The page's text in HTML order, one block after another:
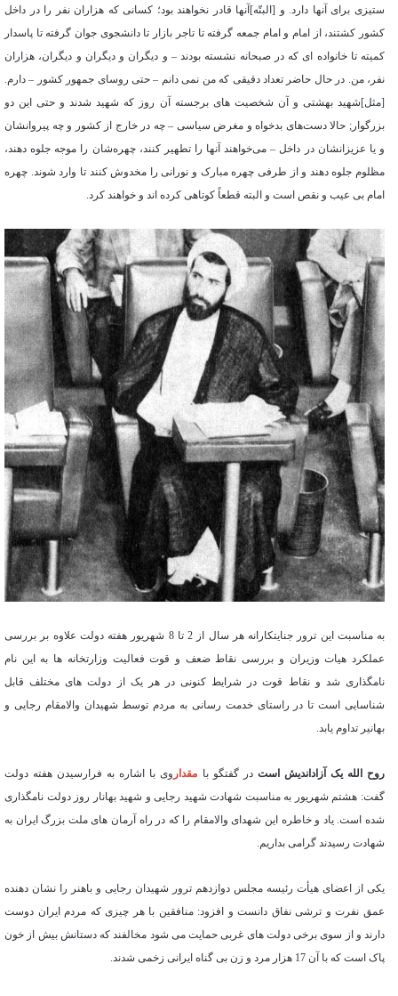
ستیزی برای آنها دارد. و [البتّه]آنها قادر نخواهند بود؛ کسانی که هزاران نفر را در داخل
کشور کشتند، از امام و امام جمعه گرفته تا تاجر بازار تا دانشجوی جوان گرفته تا پاسدار
کمیته تا خانواده ای که در صبحانه نشسته بودند – و دیگران و دیگران و دیگران، هزاران
نفر، من. در حال حاضر تعداد دقیقی که من نمی دانم – حتی روسای جمهور کشور – دارم.
[مثل]شهید بهشتی و آن شخصیت های برجسته آن روز که شهید شدند و حتی این دو
بزرگوار; حالا دست‌های بدخواه و مغرض سیاسی – چه در خارج از کشور و چه پیروانشان
و یا عزیزانشان در داخل – می‌خواهند آنها را تطهیر کنند، چهره‌شان را موجه جلوه دهند،
مظلوم جلوه دهند و از طرفی چهره مبارک و نورانی را مخدوش کنند تا وارد شوند. چهره
امام بی عیب و نقص است و البته قطعاً کوتاهی کرده اند و خواهند کرد.
به مناسبت این ترور جنایتکارانه هر سال از 2 تا 8 شهریور هفته دولت علاوه بر بررسی
عملکرد هیات وزیران و بررسی نقاط ضعف و قوت فعالیت وزارتخانه ها به این نام
نامگذاری شد و نقاط قوت در شرایط کنونی در هر یک از دولت های مختلف قابل
شناسایی است تا در راستای خدمت رسانی به مردم توسط شهیدان والامقام رجایی و
بهانیر تداوم یابد.
روح الله یک آزاداندیش است در گفتگو با مقدار وی با اشاره به فرارسیدن هفته دولت
گفت: هشتم شهریور به مناسبت شهادت شهید رجایی و شهید بهانار روز دولت نامگذاری
شده است. یاد و خاطره این شهدای والامقام را که در راه آرمان های ملت بزرگ ایران به
شهادت رسیدند گرامی بداریم.
یکی از اعضای هیأت رئیسه مجلس دوازدهم ترور شهیدان رجایی و باهنر را نشان دهنده
عمق نفرت و ترشی نفاق دانست و افزود: منافقین با هر چیزی که مردم ایران دوست
دارند و از سوی برخی دولت های غربی حمایت می شود مخالفند که دستانش بیش از خون
پاک است که با آن 17 هزار مرد و زن بی گناه ایرانی زخمی شدند.